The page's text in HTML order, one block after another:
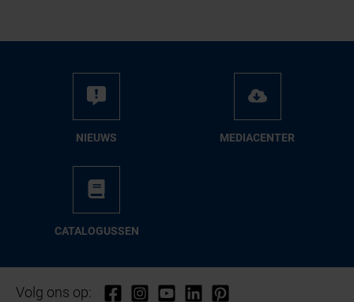
NIEUWS ME­DIA­CEN­TER
CA­TA­LO­GUS­SEN
Volg ons op: